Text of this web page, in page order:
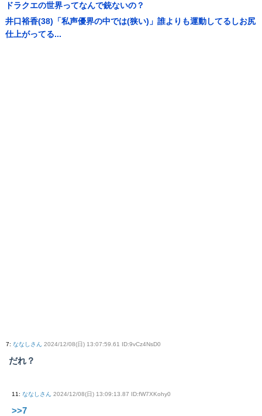
ドラクエの世界ってなんで銃ないの？
井口裕香(38)「私声優界の中では(狭い)」誰よりも運動してるしお尻
仕上がってる...
7: ななしさん 2024/12/08(日) 13:07:59.61 ID:9vCz4NsD0
だれ？
11: ななしさん 2024/12/08(日) 13:09:13.87 ID:fW7XKohy0
>>7